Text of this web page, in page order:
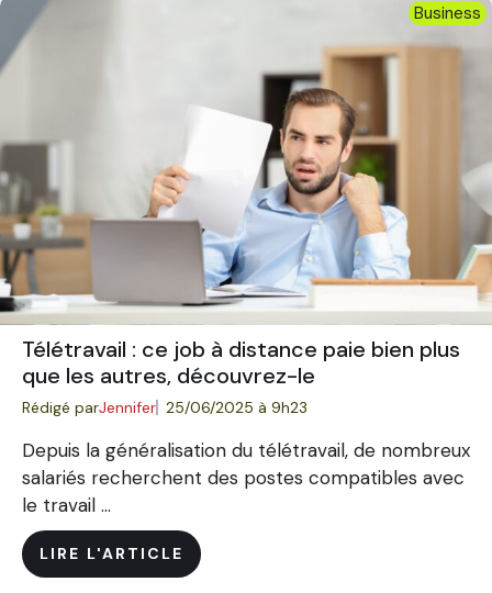
Business
Télétravail : ce job à distance paie bien plus
que les autres, découvrez-le
Rédigé parJennifer 25/06/2025 à 9h23
Depuis la généralisation du télétravail, de nombreux
salariés recherchent des postes compatibles avec
le travail ...
LIRE L'ARTICLE